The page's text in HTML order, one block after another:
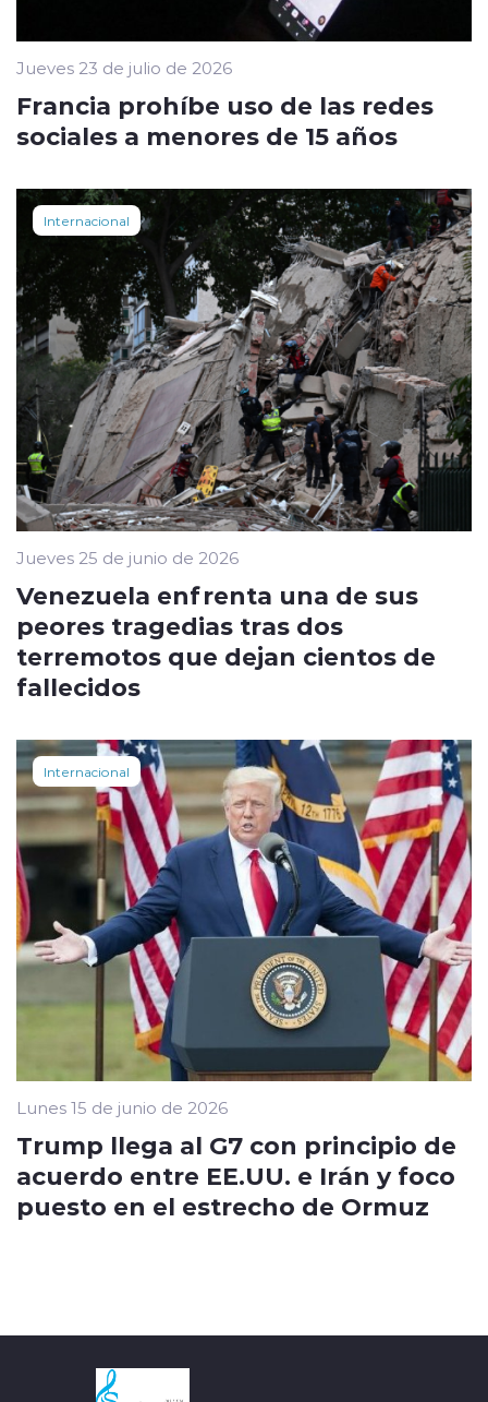
Jueves 23 de julio de 2026
Francia prohíbe uso de las redes
sociales a menores de 15 años
Internacional
Jueves 25 de junio de 2026
Venezuela enfrenta una de sus
peores tragedias tras dos
terremotos que dejan cientos de
fallecidos
Internacional
Lunes 15 de junio de 2026
Trump llega al G7 con principio de
acuerdo entre EE.UU. e Irán y foco
puesto en el estrecho de Ormuz